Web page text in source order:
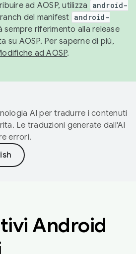
ad AOSP, utilizza
android-
del manifest android-
sempre riferimento alla release
su AOSP. Per saperne di più,
ad AOSP.
AI per tradurre i contenuti
Le traduzioni generate dall'AI
errori.
Android